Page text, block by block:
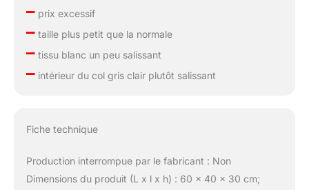
–prix excessif
–taille plus petit que la normale
–tissu blanc un peu salissant
–intérieur du col gris clair plutôt salissant
Fiche technique
Production interrompue par le fabricant : Non
Dimensions du produit (L x l x h) : 60 x 40 x 30 cm;